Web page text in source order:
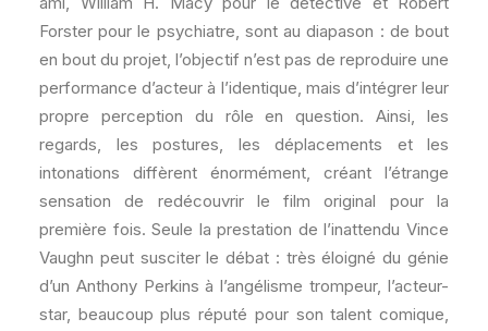
Forster pour le psychiatre, sont au diapason : de bout
en bout du projet, l’objectif n’est pas de reproduire une
performance d’acteur à l’identique, mais d’intégrer leur
propre perception du rôle en question. Ainsi, les
regards, les postures, les déplacements et les
intonations diffèrent énormément, créant l’étrange
sensation de redécouvrir le film original pour la
première fois. Seule la prestation de l’inattendu Vince
Vaughn peut susciter le débat : très éloigné du génie
d’un Anthony Perkins à l’angélisme trompeur, l’acteur-
star, beaucoup plus réputé pour son talent comique,